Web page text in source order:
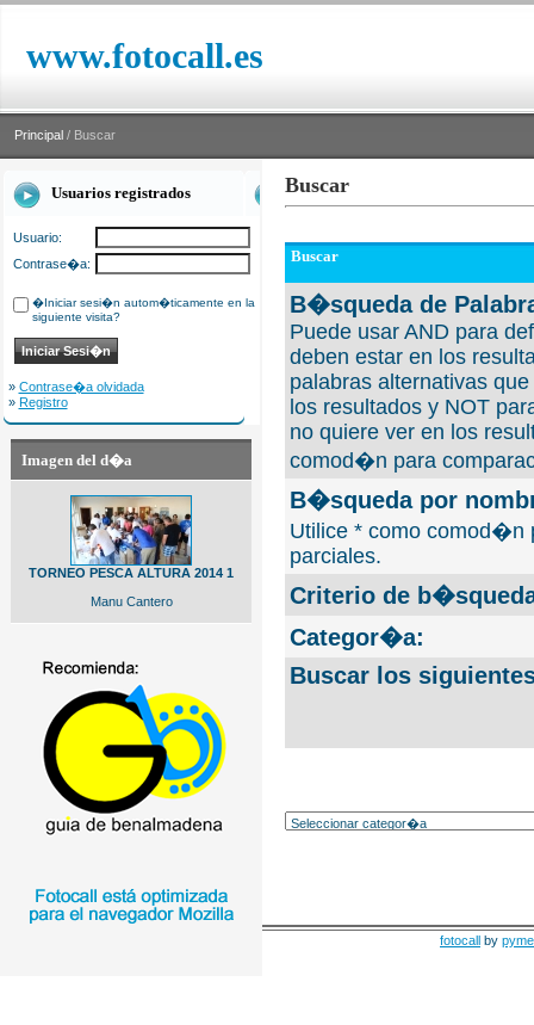
www.fotocall.es
Principal / Buscar
Usuarios registrados
Usuario:
Contrase�a:
�Iniciar sesi�n autom�ticamente en la
siguiente visita?
» Contrase�a olvidada
» Registro
Imagen del d�a
TORNEO PESCA ALTURA 2014 1
Manu Cantero
Buscar
Buscar
B�squeda de
Puede usar AND para
deben estar en los
palabras alternativas
los resultados y NOT
no quiere ver en los
comod�n para
B�squeda por
Utilice * como comod�n
parciales.
Criterio de
Categor�a:
Buscar los
fotocall by